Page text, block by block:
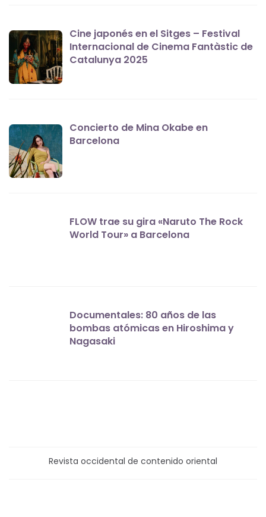
Cine japonés en el Sitges – Festival
Internacional de Cinema Fantàstic de
Catalunya 2025
Concierto de Mina Okabe en
Barcelona
FLOW trae su gira «Naruto The Rock
World Tour» a Barcelona
Documentales: 80 años de las
bombas atómicas en Hiroshima y
Nagasaki
Revista occidental de contenido oriental